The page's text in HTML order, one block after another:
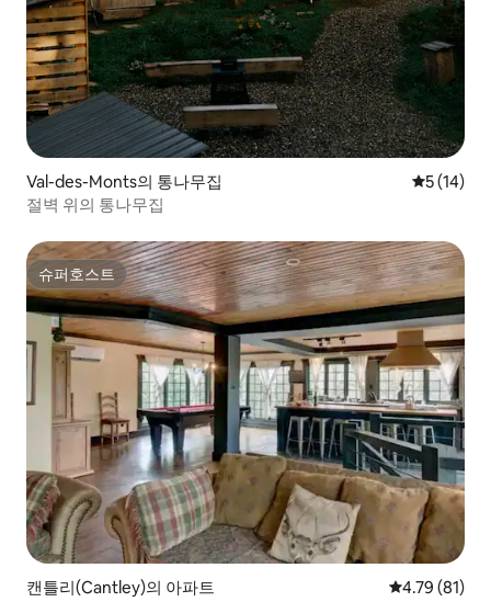
Val-des-Monts의 통나무집 평점 5점
5 (14)
절벽 위의 통나무집
슈퍼호스트
슈퍼호스트
캔틀리(Cantley)의 아파트 평점 4.79점
4.79 (81)